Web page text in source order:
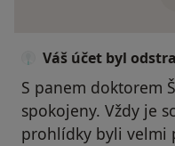
Váš účet byl
S panem doktorem
spokojeny. Vždy je
prohlídky byli velmi